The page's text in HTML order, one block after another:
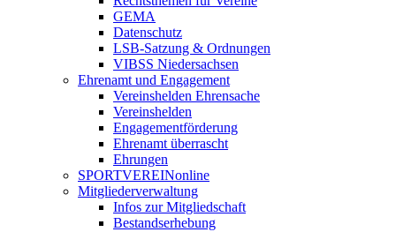
GEMA
Datenschutz
LSB-Satzung & Ordnungen
VIBSS Niedersachsen
Ehrenamt und Engagement
Vereinshelden Ehrensache
Vereinshelden
Engagementförderung
Ehrenamt überrascht
Ehrungen
SPORTVEREINonline
Mitgliederverwaltung
Infos zur Mitgliedschaft
Bestandserhebung